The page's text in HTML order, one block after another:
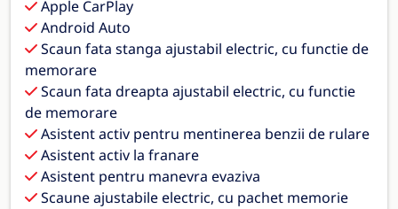
Apple CarPlay
Android Auto
Scaun fata stanga ajustabil electric, cu functie de
memorare
Scaun fata dreapta ajustabil electric, cu functie
de memorare
Asistent activ pentru mentinerea benzii de rulare
Asistent activ la franare
Asistent pentru manevra evaziva
Scaune ajustabile electric, cu pachet memorie